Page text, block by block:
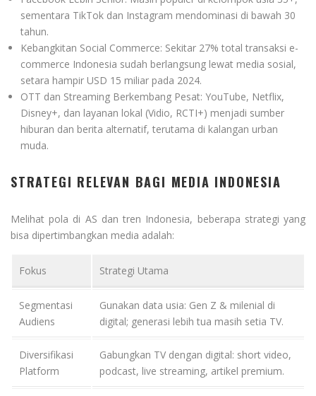
sementara TikTok dan Instagram mendominasi di bawah 30
tahun.
Kebangkitan Social Commerce: Sekitar 27% total transaksi e-
commerce Indonesia sudah berlangsung lewat media sosial,
setara hampir USD 15 miliar pada 2024.
OTT dan Streaming Berkembang Pesat: YouTube, Netflix,
Disney+, dan layanan lokal (Vidio, RCTI+) menjadi sumber
hiburan dan berita alternatif, terutama di kalangan urban
muda.
STRATEGI RELEVAN BAGI MEDIA INDONESIA
Melihat pola di AS dan tren Indonesia, beberapa strategi yang
bisa dipertimbangkan media adalah:
Fokus Strategi Utama
Segmentasi
Audiens
Gunakan data usia: Gen Z & milenial di
digital; generasi lebih tua masih setia TV.
Diversifikasi
Platform
Gabungkan TV dengan digital: short video,
podcast, live streaming, artikel premium.